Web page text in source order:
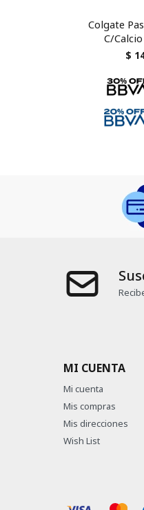
Colgate
C/
$
MI CUENTA
Mi cuenta
Mis compras
Mis direcciones
Wish List